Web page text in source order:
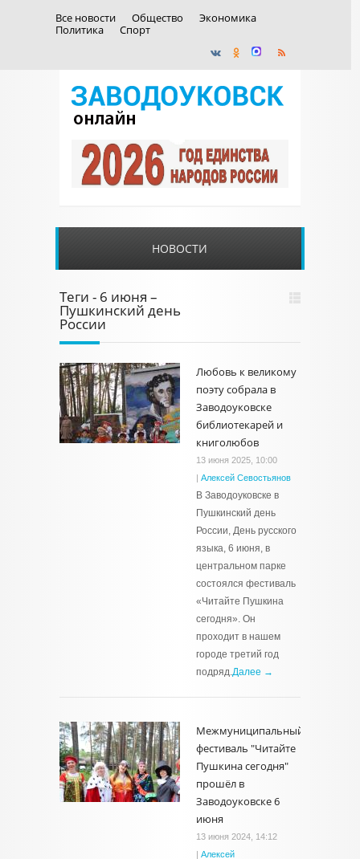
Все новости Общество
Экономика
Политика
Спорт
НОВОСТИ
Теги - 6 июня –
Пушкинский день
России
Любовь к великому
поэту собрала в
Заводоуковске
библиотекарей и
книголюбов
13 июня 2025, 10:00
| Алексей Севостьянов
В Заводоуковске в
Пушкинский день
России, День русского
языка, 6 июня, в
центральном парке
состоялся фестиваль
«Читайте Пушкина
сегодня». Он
проходит в нашем
городе третий год
подряд.Далее →
Межмуниципальный
фестиваль "Читайте
Пушкина сегодня"
прошёл в
Заводоуковске 6
июня
13 июня 2024, 14:12
| Алексей